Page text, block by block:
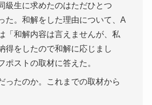
級生に求めたのはただひとつ
た。和解をした理由について、A
「和解内容は言えませんが、私
得をしたので和解に応じまし
ポストの取材に答えた。
ったのか。これまでの取材から